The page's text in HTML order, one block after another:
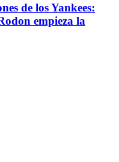
de los Yankees:
empieza la